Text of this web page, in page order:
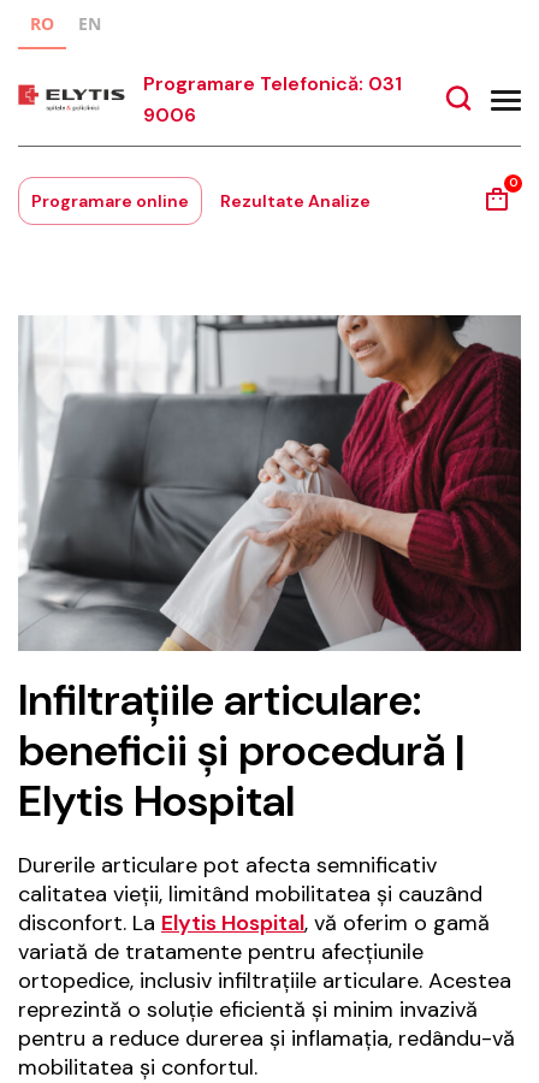
RO EN
Programare Telefonică: 031
9006
Programare online Rezultate Analize
0
Infiltrațiile articulare:
beneficii și procedură |
Elytis Hospital
Durerile articulare pot afecta semnificativ
calitatea vieții, limitând mobilitatea și cauzând
disconfort. La Elytis Hospital, vă oferim o gamă
variată de tratamente pentru afecțiunile
ortopedice, inclusiv infiltrațiile articulare. Acestea
reprezintă o soluție eficientă și minim invazivă
pentru a reduce durerea și inflamația, redându-vă
mobilitatea și confortul.